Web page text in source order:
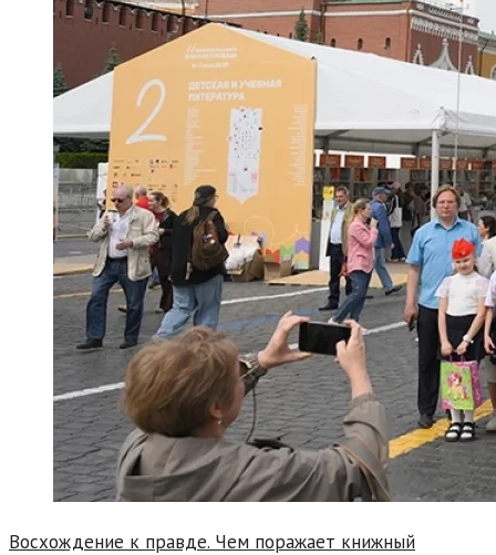
Восхождение к правде. Чем поражает книжный